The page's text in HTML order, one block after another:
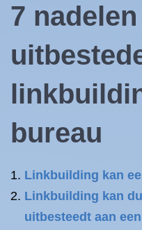
7
bureau
Linkbuilding kan
Linkbuilding kan
uitbesteedt aan